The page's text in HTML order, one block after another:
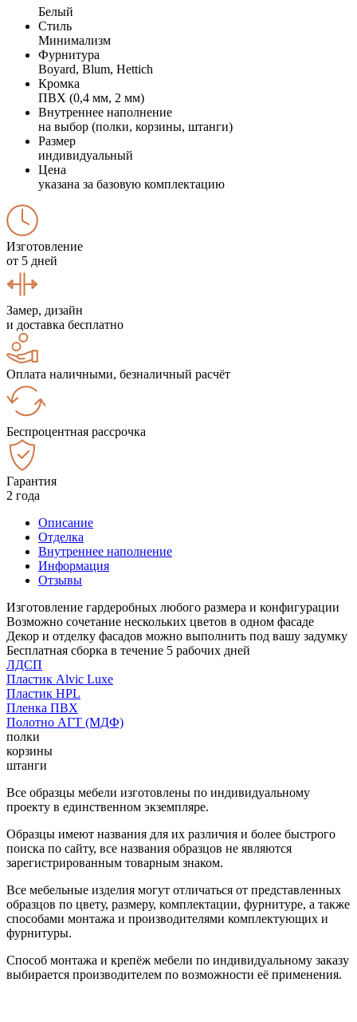
Белый
Стиль
Минимализм
Фурнитура
Boyard, Blum, Hettich
Кромка
ПВХ (0,4 мм, 2 мм)
Внутреннее наполнение
на выбор (полки, корзины, штанги)
Размер
индивидуальный
Цена
указана за базовую комплектацию
Изготовление
от 5 дней
Замер, дизайн
и доставка бесплатно
Оплата наличными, безналичный расчёт
Беспроцентная рассрочка
Гарантия
2 года
Описание
Отделка
Внутреннее наполнение
Информация
Отзывы
Изготовление гардеробных любого размера и конфигурации
Возможно сочетание нескольких цветов в одном фасаде
Декор и отделку фасадов можно выполнить под вашу задумку
Бесплатная сборка в течение 5 рабочих дней
ЛДСП
Пластик Alvic Luxe
Пластик HPL
Пленка ПВХ
Полотно АГТ (МДФ)
полки
корзины
штанги
Все образцы мебели изготовлены по индивидуальному
проекту в единственном экземпляре.
Образцы имеют названия для их различия и более быстрого
поиска по сайту, все названия образцов не являются
зарегистрированным товарным знаком.
Все мебельные изделия могут отличаться от представленных
образцов по цвету, размеру, комплектации, фурнитуре, а также
способами монтажа и производителями комплектующих и
фурнитуры.
Способ монтажа и крепёж мебели по индивидуальному заказу
выбирается производителем по возможности её применения.